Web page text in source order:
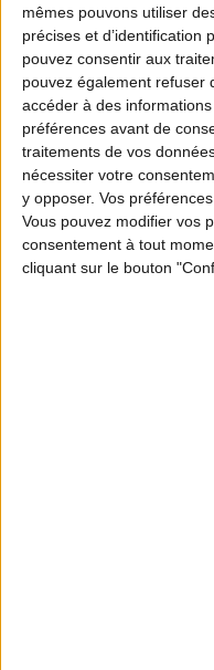
mêmes pouvons utiliser
précises et d’identification
pouvez consentir aux
pouvez également refuser
accéder à des
préférences avant de
traitements de vos
nécessiter votre
y opposer. Vos
Vous pouvez modifier vos
consentement à tout
cliquant sur le bouton
Ingrédients
4 personnes +
500gFilet de chevreuil
Porc
10clArmaniac
4gPoivre
60gNoisettes
150gFigues
20g Sel